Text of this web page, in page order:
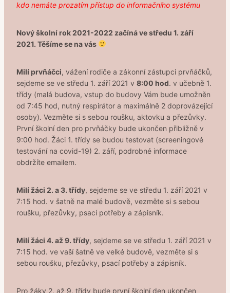
kdo nemáte prozatím přístup do informačního systému
Nový školní rok 2021-2022 začíná ve středu 1. září
2021. Těšíme se na vás
Milí prvňáčci, vážení rodiče a zákonní zástupci prvňáčků,
sejdeme se ve středu 1. září 2021 v 8:00 hod. v učebně 1.
třídy (malá budova, vstup do budovy Vám bude umožněn
od 7:45 hod, nutný respirátor a maximálně 2 doprovázející
osoby). Vezměte si s sebou roušku, aktovku a přezůvky.
První školní den pro prvňáčky bude ukončen přibližně v
9:00 hod. Žáci 1. třídy se budou testovat (screeningové
testování na covid-19) 2. září, podrobné informace
obdržíte emailem.
Milí žáci 2. a 3. třídy, sejdeme se ve středu 1. září 2021 v
7:15 hod. v šatně na malé budově, vezměte si s sebou
roušku, přezůvky, psací potřeby a zápisník.
Milí žáci 4. až 9. třídy, sejdeme se ve středu 1. září 2021 v
7:15 hod. ve vaší šatně ve velké budově, vezměte si s
sebou roušku, přezůvky, psací potřeby a zápisník.
Pro žáky 2. až 9. třídy bude první školní den ukončen